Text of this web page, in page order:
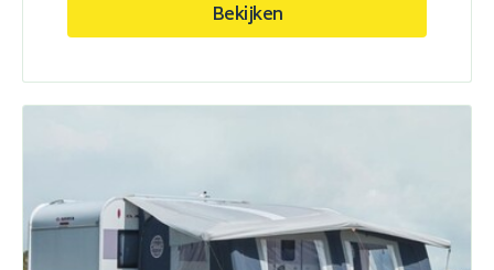
Bekijken